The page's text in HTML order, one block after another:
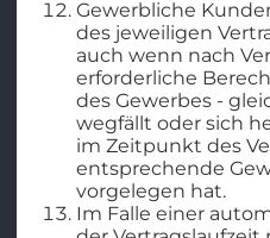
Gewerbliche
des jeweiligen
auch wenn nach
erforderliche
des Gewerbes -
wegfällt oder sich
im Zeitpunkt des
entsprechende
vorgelegen hat.
Im Falle einer